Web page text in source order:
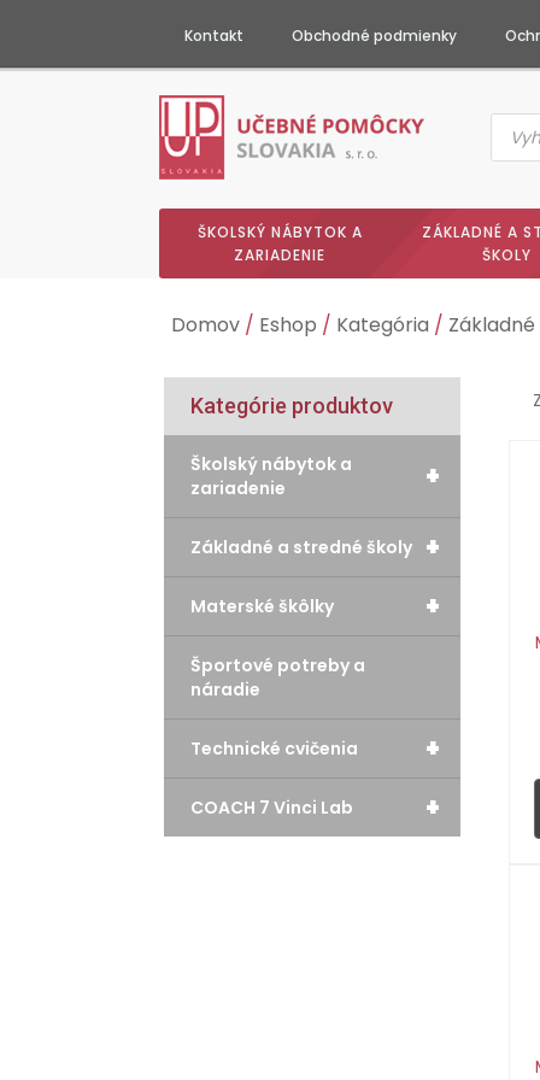
Kontakt Obchodné podmienky
search
ŠKOLSKÝ NÁBYTOK A
ZARIADENIE
ZÁKLADNÉ A
ŠKOLY
Domov / Eshop / Kategória /
Kategórie produktov
+
Školský nábytok a
zariadenie
+
Základné a stredné školy
+
Materské škôlky
Športové potreby a
náradie
+
Technické cvičenia
+
COACH 7 Vinci Lab